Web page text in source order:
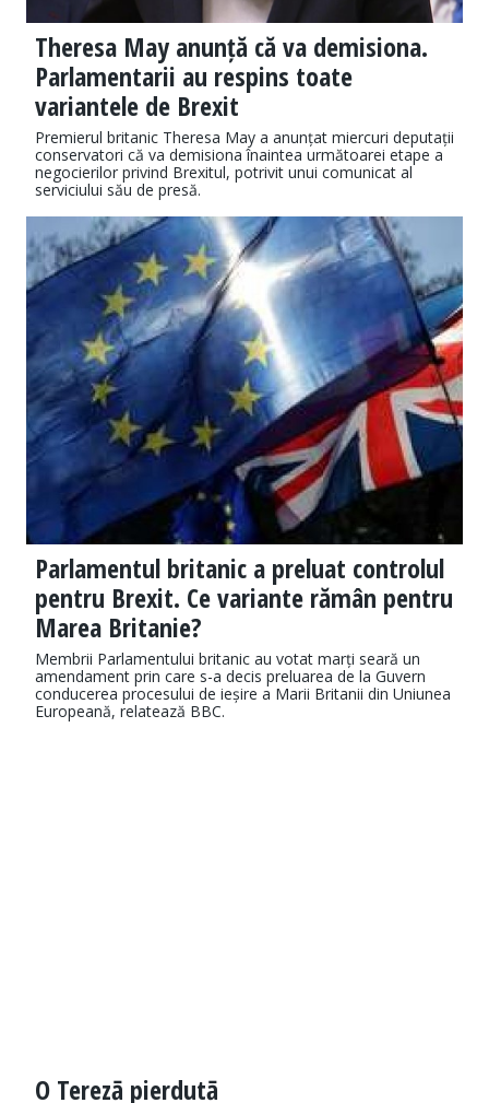
Theresa May anunță că va demisiona.
Parlamentarii au respins toate
variantele de Brexit
Premierul britanic Theresa May a anunțat miercuri deputații
conservatori că va demisiona înaintea următoarei etape a
negocierilor privind Brexitul, potrivit unui comunicat al
serviciului său de presă.
Parlamentul britanic a preluat controlul
pentru Brexit. Ce variante rămân pentru
Marea Britanie?
Membrii Parlamentului britanic au votat marți seară un
amendament prin care s-a decis preluarea de la Guvern
conducerea procesului de ieșire a Marii Britanii din Uniunea
Europeană, relatează BBC.
O Terezā pierdutā